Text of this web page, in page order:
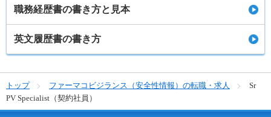
職務経歴書の書き方と見本
英文履歴書の書き方
トップ ファーマコビジランス（安全性情報）の転職・求人
Sr
PV Specialist（契約社員）